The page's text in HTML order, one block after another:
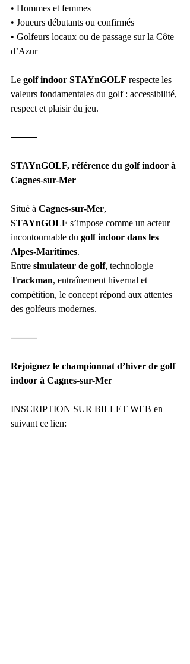
• Hommes et femmes
• Joueurs débutants ou confirmés
• Golfeurs locaux ou de passage sur la Côte
d’Azur
Le golf indoor STAYnGOLF respecte les
valeurs fondamentales du golf : accessibilité,
respect et plaisir du jeu.
⸻
STAYnGOLF, référence du golf indoor à
Cagnes-sur-Mer
Situé à Cagnes-sur-Mer,
STAYnGOLF s’impose comme un acteur
incontournable du golf indoor dans les
Alpes-Maritimes.
Entre simulateur de golf, technologie
Trackman, entraînement hivernal et
compétition, le concept répond aux attentes
des golfeurs modernes.
⸻
Rejoignez le championnat d’hiver de golf
indoor à Cagnes-sur-Mer
INSCRIPTION SUR BILLET WEB en
suivant ce lien: